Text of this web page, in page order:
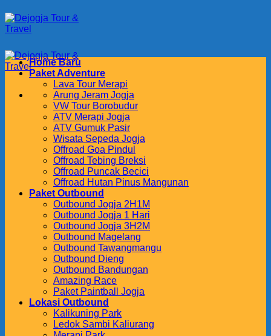
to
content
Home Baru
Paket Adventure
Lava Tour Merapi
Arung Jeram Jogja
VW Tour Borobudur
ATV Merapi Jogja
ATV Gumuk Pasir
Wisata Sepeda Jogja
Offroad Goa Pindul
Offroad Tebing Breksi
Offroad Puncak Becici
Offroad Hutan Pinus Mangunan
Paket Outbound
Outbound Jogja 2H1M
Outbound Jogja 1 Hari
Outbound Jogja 3H2M
Outbound Magelang
Outbound Tawangmangu
Outbound Dieng
Outbound Bandungan
Amazing Race
Paket Paintball Jogja
Lokasi Outbound
Kalikuning Park
Ledok Sambi Kaliurang